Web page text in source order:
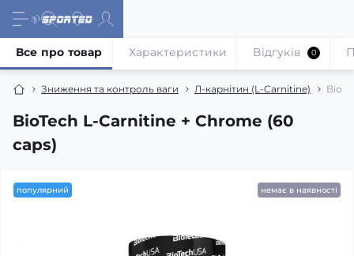
Зниження та контроль ваги Л-карнітин (L-Carnitine)
BioTech L-Carnitine + Chrome (60
caps)
Все про товар Характеристики Відгуків 0
популярний немає в наявності